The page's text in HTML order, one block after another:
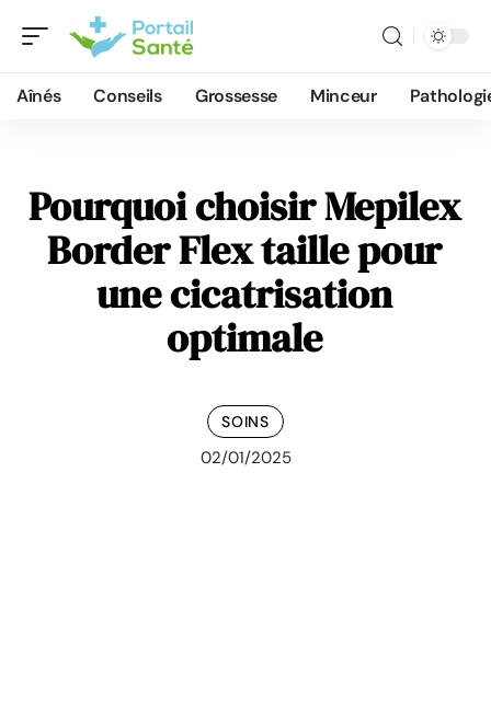
Aînés Conseils Grossesse Minceur
Pourquoi choisir Mepilex
Border Flex taille pour
une cicatrisation
optimale
SOINS
02/01/2025